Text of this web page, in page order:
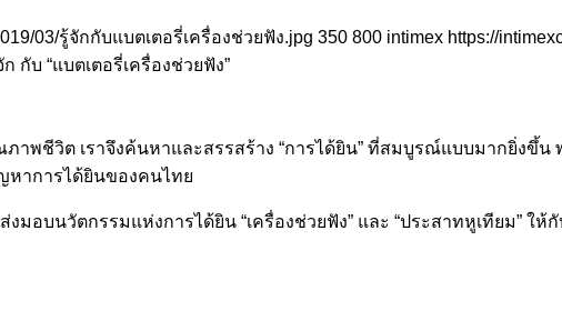
03/รู้จักกับแบตเตอรี่เครื่องช่วยฟัง.jpg 350 800 intimex https://
ก กับ “แบตเตอรี่เครื่องช่วยฟัง”
ภาพชีวิต เราจึงค้นหาและสรรสร้าง “การได้ยิน” ที่สมบูรณ์แบบมากยิ่งขึ้
หาการได้ยินของคนไทย
มอบนวัตกรรมแห่งการได้ยิน “เครื่องช่วยฟัง” และ “ประสาทหูเทียม”